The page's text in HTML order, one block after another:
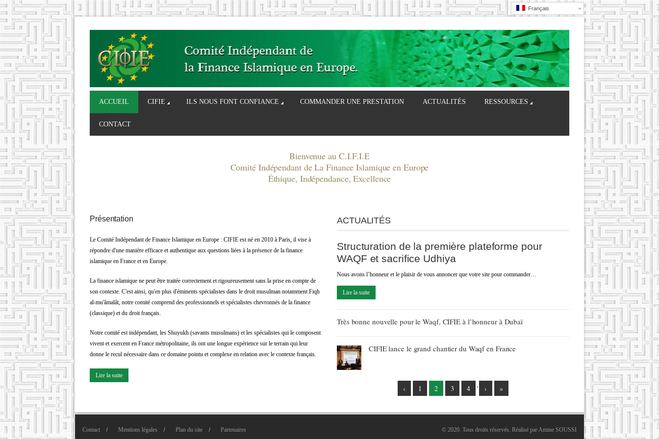
Français
ACCUEIL CIFIE ILS NOUS FONT CONFIANCE COMMANDER UNE PRESTATION ACTUALITÉS RESSOURCES
CONTACT
Bienvenue au C.I.F.I.E
Comité Indépendant de La Finance Islamique en Europe
Éthique, Indépendance, Excellence
Présentation
Le Comité Indépendant de Finance Islamique en Europe : CIFIE est né en 2010 à Paris, il vise à
répondre d'une manière efficace et authentique aux questions liées à la présence de la finance
islamique en France et en Europe.
La finance islamique ne peut être traitée correctement et rigoureusement sans la prise en compte de
son contexte. C'est ainsi, qu'en plus d'éminents spécialistes dans le droit musulman notamment Fiqh
al-mu'âmalât, notre comité comprend des professionnels et spécialistes chevronnés de la finance
(classique) et du droit français.
Notre comité est indépendant, les Shuyukh (savants musulmans) et les spécialistes qui le composent
vivent et exercent en France métropolitaine, ils ont une longue expérience sur le terrain qui leur
donne le recul nécessaire dans ce domaine pointu et complexe en relation avec le contexte français.
Lire la suite
ACTUALITÉS
Structuration de la première plateforme pour
WAQF et sacrifice Udhiya
Nous avons l’honneur et le plaisir de vous annoncer que votre site pour commander…
Lire la suite
Très bonne nouvelle pour le Waqf, CIFIE à l’honneur à Dubaï
CIFIE lance le grand chantier du Waqf en France
‹ 1 2 3 4 ' › »
Contact Mentions légales Plan du site Partenaires © 2020. Tous droits réservés. Réalisé parAmine SOUSSI